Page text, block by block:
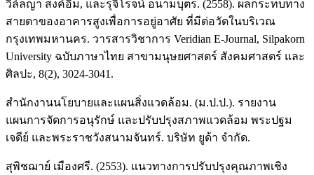
วิล์ลญา สงค์อิ่ม, และรุจิโรจน์ อนามบุตร. (2558). ผลกระทบทาง
สายตาของอาคารสูงเพื่อการอยู่อาศัย ที่มีต่อวัดในบริเวณ
กรุงเทพมหานคร. วารสารวิชาการ Veridian E-Journal, Silpakorn
University ฉบับภาษาไทย สาขามนุษยศาสตร์ สังคมศาสตร์ และ
ศิลปะ, 8(2), 3024-3041.
สํานักงานนโยบายและแผนสิ่งแวดล้อม. (ม.ป.ป.). รายงาน
แผนการจัดการอนุรักษ์ และปรับปรุงสภาพแวดล้อม พระปฐม
เจดีย์ และพระราชวังสนามจันทร์. บริษัท ยูด้า จํากัด.
สุพิชฌาย์ เมืองศรี. (2553). แนวทางการปรับปรุงคุณภาพเชิง